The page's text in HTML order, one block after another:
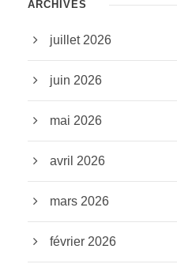
ARCHIVES
juillet 2026
juin 2026
mai 2026
avril 2026
mars 2026
février 2026